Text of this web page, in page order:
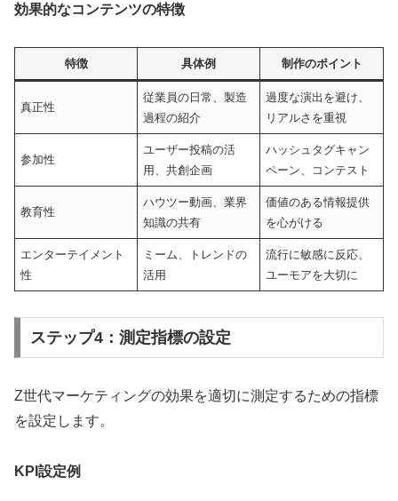
効果的なコンテンツの特徴
特徴 具体例 制作のポイント
真正性
従業員の日常、製造
過程の紹介
過度な演出を避け、
リアルさを重視
参加性
ユーザー投稿の活
用、共創企画
ハッシュタグキャン
ペーン、コンテスト
教育性
ハウツー動画、業界
知識の共有
価値のある情報提供
を心がける
エンターテイメント
性
ミーム、トレンドの
活用
流行に敏感に反応、
ユーモアを大切に
ステップ4：測定指標の設定
Z世代マーケティングの効果を適切に測定するための指標
を設定します。
KPI設定例